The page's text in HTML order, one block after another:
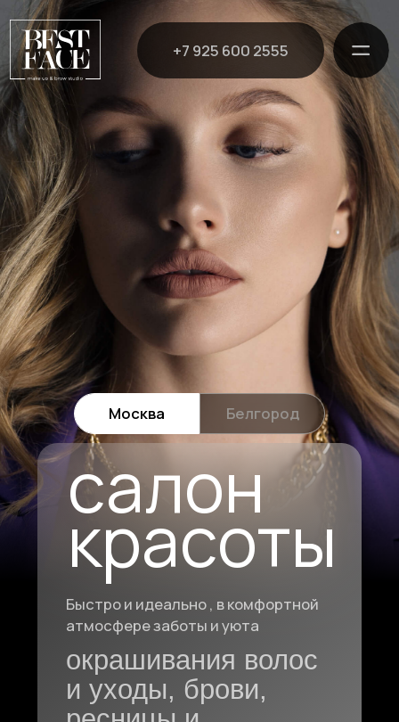
салон
красоты
Быстро и идеально , в комфортной
атмосфере заботы и уюта
окрашивания волос
и уходы, брови,
ресницы и...
Записаться онлайн
Москва Белгород
Макияж Маникюр
+7 925 600 2555